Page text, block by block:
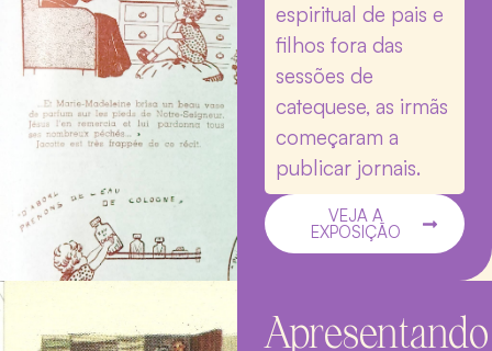
espiritual de pais e
filhos fora das
sessões de
catequese, as irmãs
começaram a
publicar jornais.
VEJA A
EXPOSIÇÃO
Apresentando